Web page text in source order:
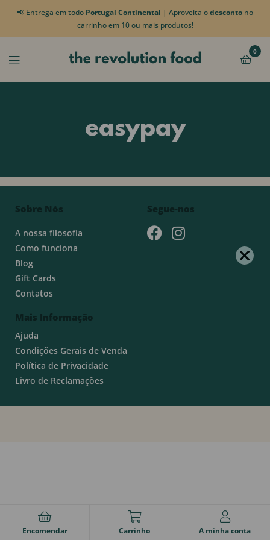
📢 Entrega em todo Portugal Continental | Aproveita odesconto no
carrinho em 10 ou mais produtos!
0
easypay
Sobre Nós
A nossa filosofia
Como funciona
Blog
Gift Cards
Contatos
Mais Informação
Ajuda
Condições Gerais de Venda
Política de Privacidade
Livro de Reclamações
Segue-nos
Encomendar Carrinho A minha conta